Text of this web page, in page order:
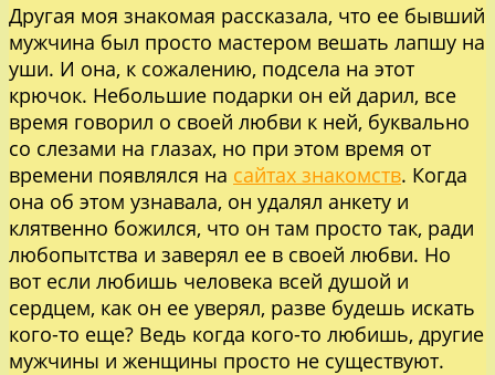
Другая моя знакомая рассказала, что ее бывший
мужчина был просто мастером вешать лапшу на
уши. И она, к сожалению, подсела на этот
крючок. Небольшие подарки он ей дарил, все
время говорил о своей любви к ней, буквально
со слезами на глазах, но при этом время от
времени появлялся на сайтах знакомств. Когда
она об этом узнавала, он удалял анкету и
клятвенно божился, что он там просто так, ради
любопытства и заверял ее в своей любви. Но
вот если любишь человека всей душой и
сердцем, как он ее уверял, разве будешь искать
кого-то еще? Ведь когда кого-то любишь, другие
мужчины и женщины просто не существуют.